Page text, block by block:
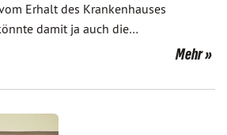
Erhalt des Krankenhauses
damit ja auch die…
Mehr